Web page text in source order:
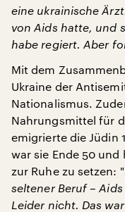
eine ukrainische
von Aids hatte, und
habe regiert. Aber
Mit dem
Ukraine der
Nationalismus.
Nahrungsmittel für
emigrierte die Jüdin
war sie Ende 50
zur Ruhe zu setzen: "
seltener Beruf –
Leider nicht. Das